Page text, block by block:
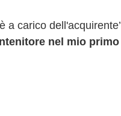
a carico
nel mio